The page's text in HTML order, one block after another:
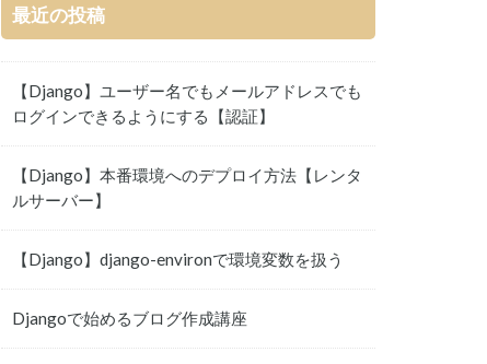
最近の投稿
【Django】ユーザー名でもメールアドレスでも
ログインできるようにする【認証】
【Django】本番環境へのデプロイ方法【レンタ
ルサーバー】
【Django】django-environで環境変数を扱う
Djangoで始めるブログ作成講座